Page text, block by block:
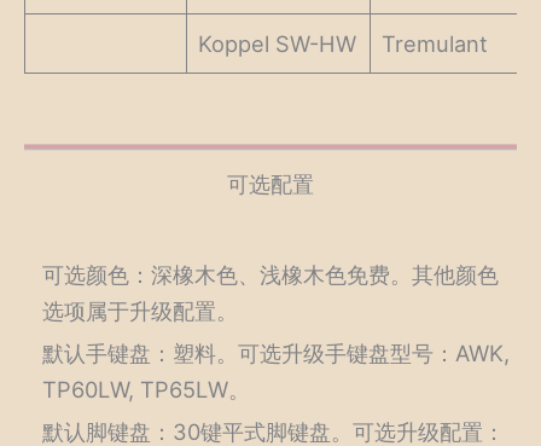
Koppel SW-HW Tremulant
可选配置
可选颜色：深橡木色、浅橡木色免费。其他颜色
选项属于升级配置。
默认手键盘：塑料。可选升级手键盘型号：AWK,
TP60LW, TP65LW。
默认脚键盘：30键平式脚键盘。可选升级配置：